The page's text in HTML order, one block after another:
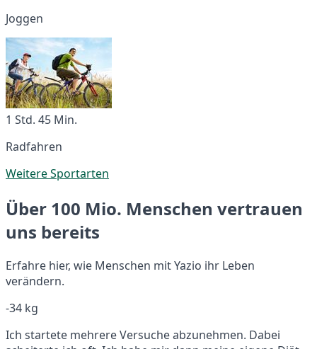
Joggen
1 Std. 45 Min.
Radfahren
Weitere Sportarten
Über 100 Mio. Menschen vertrauen
uns bereits
Erfahre hier, wie Menschen mit Yazio ihr Leben
verändern.
-34 kg
Ich startete mehrere Versuche abzunehmen. Dabei